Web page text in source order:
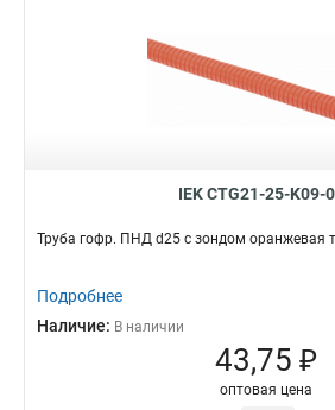
IEK CTG21-25-K09-
Труба гофр. ПНД d25 с зондом оранжевая
Подробнее
Наличие: В наличии
43,75 ₽
оптовая цена